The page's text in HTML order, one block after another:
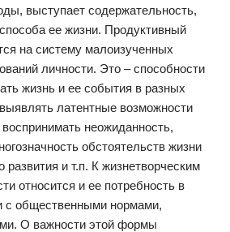
выступает содержательность,
ее жизни. Продуктивный
на систему малоизученных
личности. Это – способности
жизнь и ее события в разных
латентные возможности
неожиданность,
обстоятельств жизни
развития и т.п. К жизнетворческим
относится и ее потребность в
с общественными нормами,
О важности этой формы